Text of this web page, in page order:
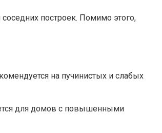
построек. Помимо этого,
на пучинистых и слабых
для домов с повышенными